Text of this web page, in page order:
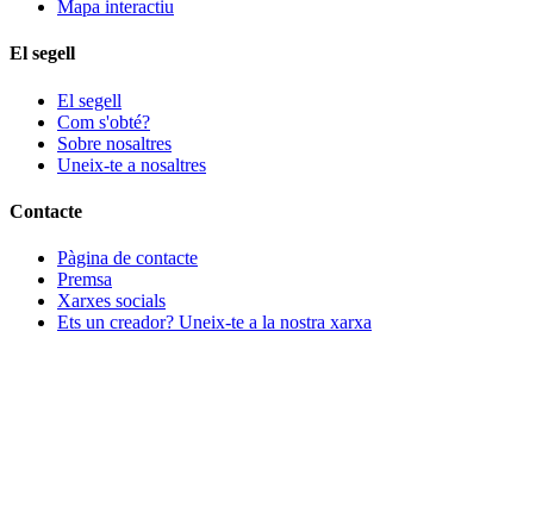
Mapa interactiu
El segell
El segell
Com s'obté?
Sobre nosaltres
Uneix-te a nosaltres
Contacte
Pàgina de contacte
Premsa
Xarxes socials
Ets un creador? Uneix-te a la nostra xarxa